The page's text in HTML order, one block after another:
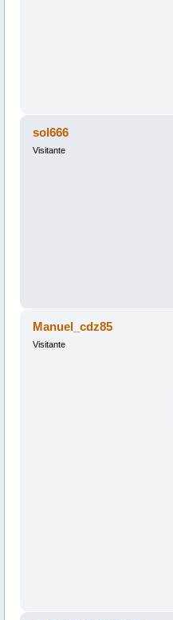
sol666
Visitante
Manuel_cdz85
Visitante